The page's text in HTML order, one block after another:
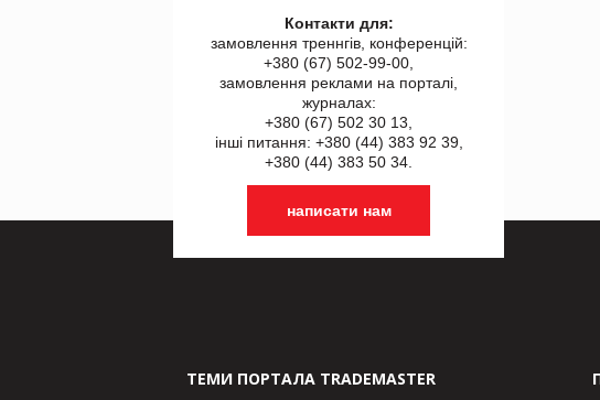
Контакти для:
замовлення треннгів, конференцій:
+380 (67) 502-99-00,
замовлення реклами на порталі,
журналах:
+380 (67) 502 30 13,
інші питання: +380 (44) 383 92 39,
+380 (44) 383 50 34.
написати нам
ТЕМИ ПОРТАЛА TRADEMASTER